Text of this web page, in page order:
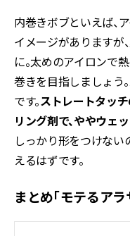
内巻きボブといえば、
イメージがありますが、
に。太めのアイロンで
巻きを目指しましょう
です。ストレートタッ
リング剤で、ややウェ
しっかり形をつけない
えるはずです。
まとめ「モテるア